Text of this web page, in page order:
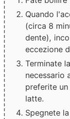
Quando
(circa 8
dente),
eccezione
Terminate
necessario
preferite
latte.
Spegnete